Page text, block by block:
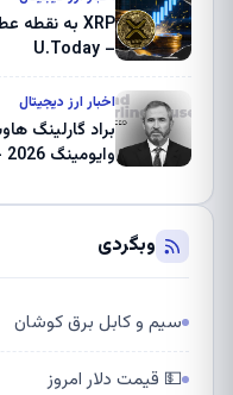
– U.Today
اخبار ارز دیجیتال
براد گارلینگ
وایومینگ 2026 – U.Today
وبگردی
سیم و کابل برق کوشان
💵 قیمت دلار امروز